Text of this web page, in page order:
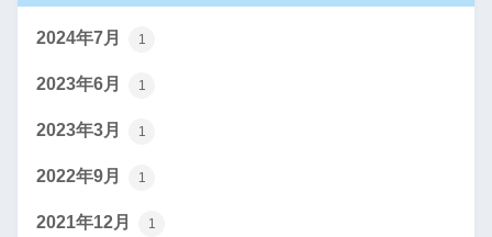
2024年7月 1
2023年6月 1
2023年3月 1
2022年9月 1
2021年12月 1